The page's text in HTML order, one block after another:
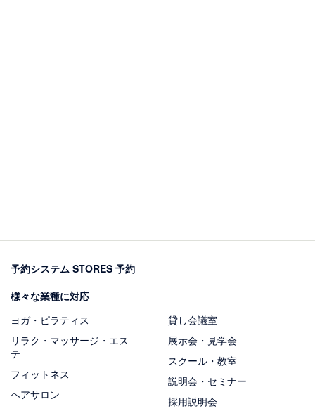
予約システム STORES 予約
様々な業種に対応
ヨガ・ピラティス
リラク・マッサージ・エス
テ
フィットネス
ヘアサロン
貸し会議室
展示会・見学会
スクール・教室
説明会・セミナー
採用説明会